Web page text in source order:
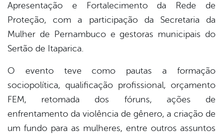
Apresentação e Fortalecimento da Rede de
Proteção, com a participação da Secretaria da
Mulher de Pernambuco e gestoras municipais do
Sertão de Itaparica.
O evento teve como pautas a formação
sociopolítica, qualificação profissional, orçamento
FEM, retomada dos fóruns, ações de
enfrentamento da violência de gênero, a criação de
um fundo para as mulheres, entre outros assuntos